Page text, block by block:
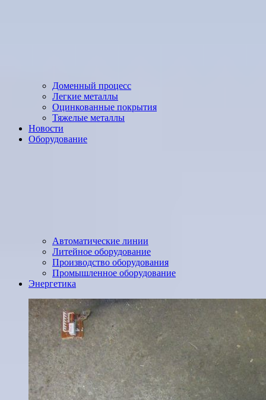
Доменный процесс
Легкие металлы
Оцинкованные покрытия
Тяжелые металлы
Новости
Оборудование
Автоматические линии
Литейное оборудование
Производство оборудования
Промышленное оборудование
Энергетика